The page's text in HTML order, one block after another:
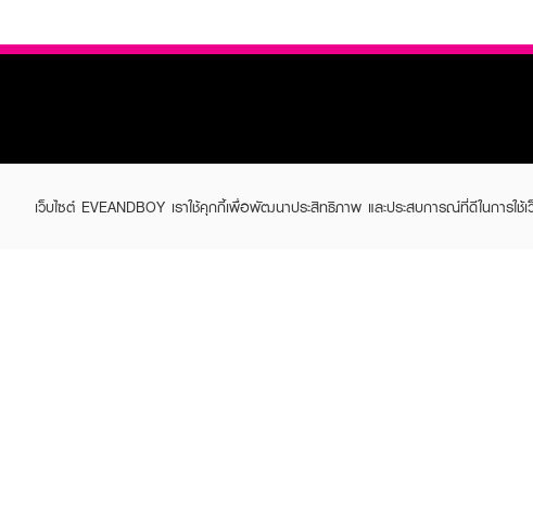
เว็บไซต์ EVEANDBOY เราใช้คุกกี้เพื่อพัฒนาประสิทธิภาพ และประสบการณ์ที่ดีในการ
ABOUT EVEANDBOY